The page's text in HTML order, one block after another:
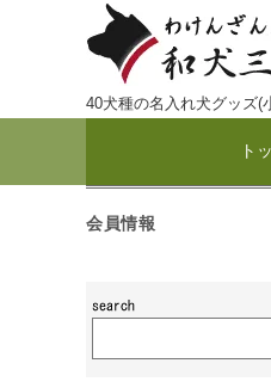
40犬種の名入れ犬グッズ(
ト
会員情報